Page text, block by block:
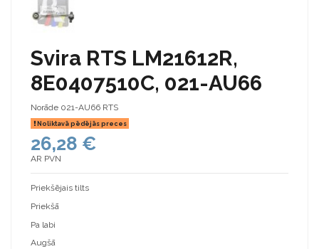
Svira RTS LM21612R,
8E0407510C, 021-AU66
Norāde 021-AU66 RTS
Noliktavā pēdējās preces
26,28 €
AR PVN
Priekšējais tilts
Priekšā
Pa labi
Augšā